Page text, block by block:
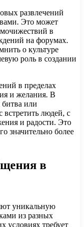
развлечений
Это может
в
на форумах.
о культуре
роль в создании
в пределах
и желания. В
битва или
встретить людей, с
и радости. Это
значительно более
в
уникальную
из разных
условиях требует